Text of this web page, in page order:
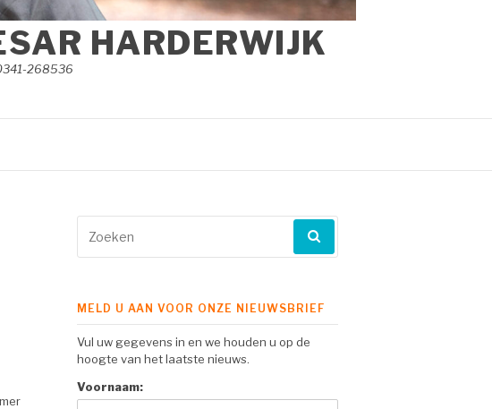
HARDERWIJK
268536
naar:
MELD U AAN VOOR ONZE NIEUWSBRIEF
Vul uw gegevens in en we houden u op de
hoogte van het laatste nieuws.
Voornaam: